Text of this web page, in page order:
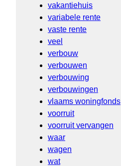
vakantiehuis
variabele rente
vaste rente
veel
verbouw
verbouwen
verbouwing
verbouwingen
vlaams woningfonds
voorruit
voorruit vervangen
waar
wagen
wat